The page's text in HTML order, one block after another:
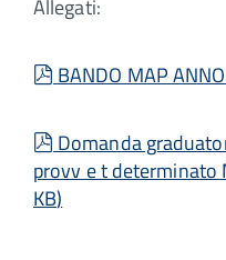
Allegati:
pdf
BANDO MAP
pdf
Domanda
provv e t determinato
KB)